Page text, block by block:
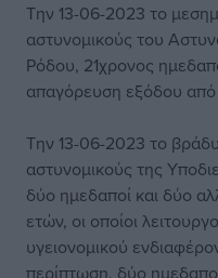
Την 13-06-2023 το
αστυνομικούς του
Ρόδου, 21χρονος
απαγόρευση εξόδου από
Την 13-06-2023 το
αστυνομικούς της
δύο ημεδαποί και δύο
ετών, οι οποίοι
υγειονομικού
περίπτωση, δύο